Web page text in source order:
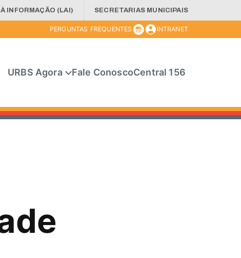
INFORMAÇÃO (LAI) SECRETARIAS MUNICIPAIS
PERGUNTAS FREQUENTES INTRANET
URBS Agora Fale ConoscoCentral 156